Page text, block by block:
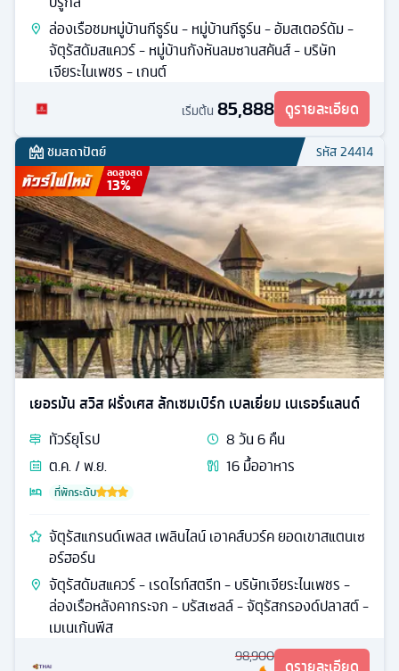
ล่องเรือชมหมู่บ้านกีธูร์น - หมู่บ้านกีธูร์น - อัมสเตอร์ดัม -
จัตุรัสดัมสแควร์ - หมู่บ้านกังหันลมซานสคันส์ - บริษัท
เจียระไนเพชร - เกนต์
เริ่มต้น 85,888 ดูรายละเอียด
ชมสถาปัตย์ รหัส24414
ลดสูงสุด
13%
เยอรมัน สวิส ฝรั่งเศส ลักเซมเบิร์ก เบลเยี่ยม เนเธอร์แลนด์
ทัวร์ยุโรป 8วัน6คืน
ต.ค. / พ.ย.
16มื้ออาหาร
ที่พักระดับ
จัตุรัสแกรนด์เพลส เพลินไลน์ เอาคส์บวร์ค ยอดเขาสแตนเซ
อร์ฮอร์น
จัตุรัสดัมสแควร์ - เรดไรท์สตรีท - บริษัทเจียระไนเพชร -
ล่องเรือหลังคากระจก - บรัสเซลล์ - จัตุรัสกรองด์ปลาสต์ -
เมเนเก้นพีส
98,900